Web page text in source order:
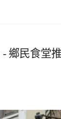
- 鄉民食堂